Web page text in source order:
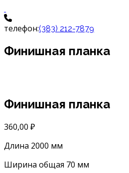
телефон:(383) 212-7879
Финишная планка
Финишная планка
360,00 ₽
Длина 2000 мм
Ширина общая 70 мм